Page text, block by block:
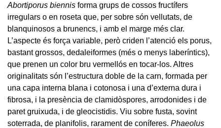
Abortiporus biennis forma grups de cossos fructífers
irregulars o en roseta que, per sobre són vellutats, de
blanquinosos a brunencs, i amb el marge més clar.
L’aspecte és força variable, però criden l’atenció els porus,
bastant grossos, dedaleiformes (més o menys laberíntics),
que prenen un color bru vermellós en tocar-los. Altres
originalitats són l’estructura doble de la carn, formada per
una capa interna blana i cotonosa i una d’externa dura i
fibrosa, i la presència de clamidòspores, arrodonides i de
paret gruixuda, i de gleocistidis. Viu sobre fusta, sovint
soterrada, de planifolis, rarament de coníferes. Phaeolus